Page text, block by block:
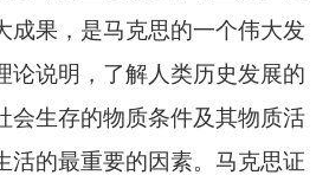
成果，是马克思的一个伟大发
论说明，了解人类历史发展的
会生存的物质条件及其物质活
活的最重要的因素。马克思证